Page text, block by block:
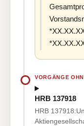
VORGÄNGE
HRB 137918
HRB